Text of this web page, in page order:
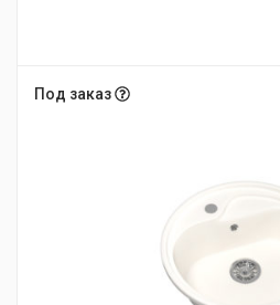
Под заказ